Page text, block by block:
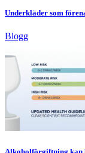
Underkläder som
Blogg